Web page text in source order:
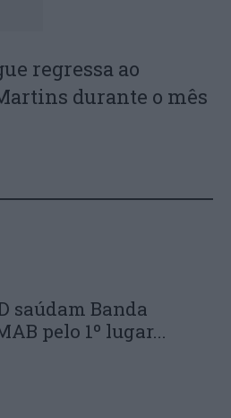
regressa ao
durante o mês
saúdam Banda
pelo 1º lugar...